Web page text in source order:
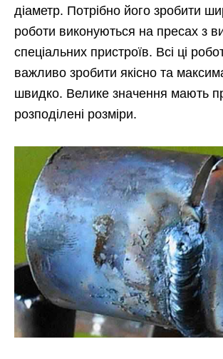
діаметр. Потрібно його зробити
роботи виконуються на пресах з
спеціальних пристроїв. Всі ці
важливо зробити якісно та
швидко. Велике значення мають
розподілені розміри.